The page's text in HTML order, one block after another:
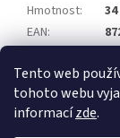
Tento web
tohoto webu
informacízde.
Hmotnost:
EAN:
Počet balíků: 2